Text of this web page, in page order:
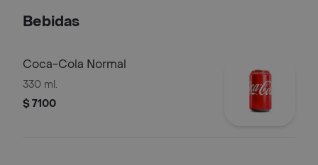
Bebidas
Coca-Cola Normal
330 ml.
$ 7100